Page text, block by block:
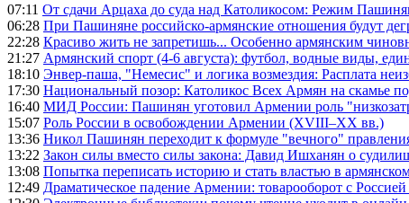
07:11 От сдачи Арцаха до суда над Католикосом: Режим
06:28 При Пашиняне российско-армянские отношения будут
22:28 Красиво жить не запретишь... Особенно армянским
21:27 Армянский спорт (4-6 августа): футбол, водные виды,
18:10 Энвер-паша, "Немесис" и логика возмездия: Расплата
17:30 Национальный позор: Католикос Всех Армян на скамье
16:40 МИД России: Пашинян уготовил Армении роль
15:07 Роль России в освобождении Армении (XVIII–XX вв.)
13:36 Никол Пашинян переходит к формуле "вечного"
13:22 Закон силы вместо силы закона: Давид Ишханян о
13:08 Попытка переписать историю и стать властью в
12:49 Драматическое падение Армении: товарооборот с